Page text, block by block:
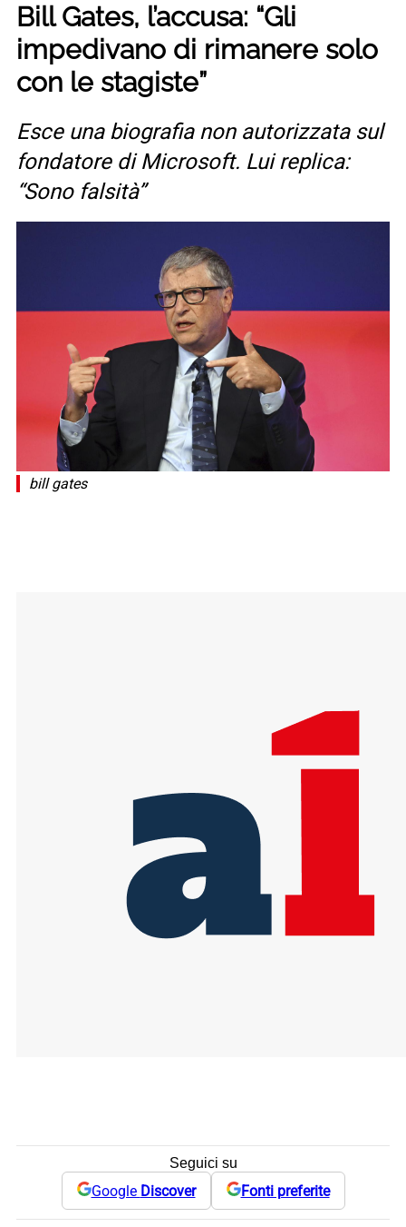
Bill Gates, l’accusa: “Gli
impedivano di rimanere solo
con le stagiste”
Esce una biografia non autorizzata sul
fondatore di Microsoft. Lui replica:
“Sono falsità”
bill gates
Seguici su
Google Discover Fonti preferite